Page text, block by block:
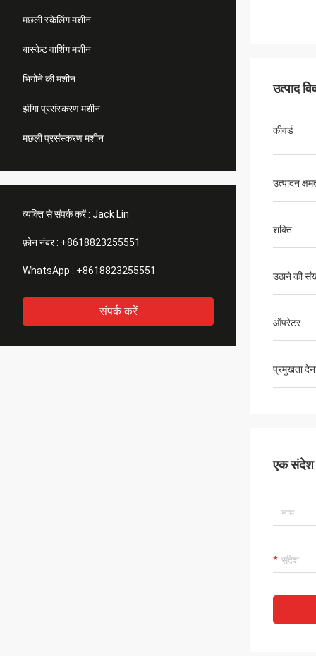
मछली स्केलिंग मशीन
बास्केट वाशिंग मशीन
भिगोने की मशीन
झींगा प्रसंस्करण मशीन
मछली प्रसंस्करण मशीन
व्यक्ति से संपर्क करें : Jack Lin
फ़ोन नंबर : +8618823255551
WhatsApp : +8618823255551
संपर्क करें
उत्पाद
कीवर्ड
उत्पादन
शक्ति
उठाने की
ऑपरेटर
प्रमुखता
एक संदेश